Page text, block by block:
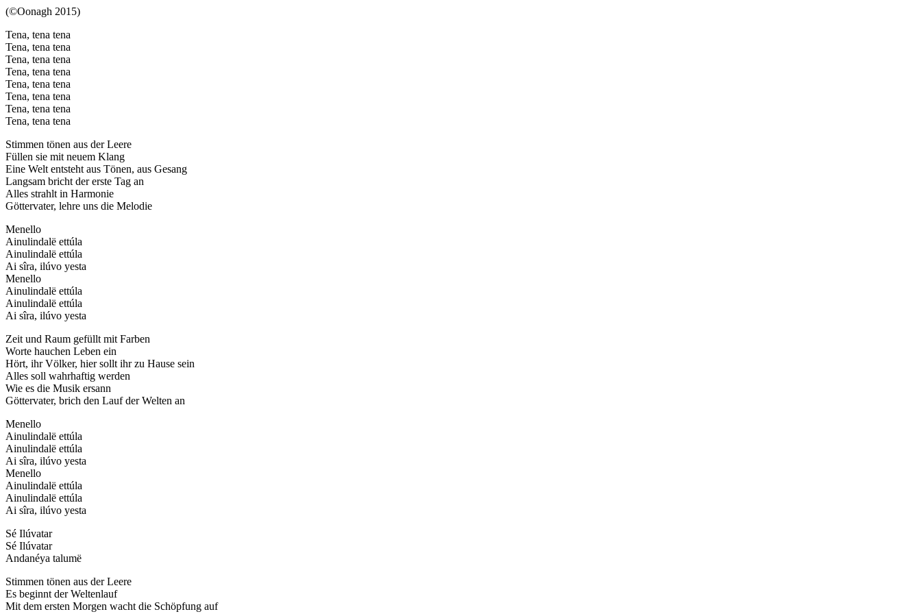
(©Oonagh 2015)
Tena, tena tena
Tena, tena tena
Tena, tena tena
Tena, tena tena
Tena, tena tena
Tena, tena tena
Tena, tena tena
Tena, tena tena
Stimmen tönen aus der Leere
Füllen sie mit neuem Klang
Eine Welt entsteht aus Tönen, aus Gesang
Langsam bricht der erste Tag an
Alles strahlt in Harmonie
Göttervater, lehre uns die Melodie
Menello
Ainulindalë ettúla
Ainulindalë ettúla
Ai sîra, ilúvo yesta
Menello
Ainulindalë ettúla
Ainulindalë ettúla
Ai sîra, ilúvo yesta
Zeit und Raum gefüllt mit Farben
Worte hauchen Leben ein
Hört, ihr Völker, hier sollt ihr zu Hause sein
Alles soll wahrhaftig werden
Wie es die Musik ersann
Göttervater, brich den Lauf der Welten an
Menello
Ainulindalë ettúla
Ainulindalë ettúla
Ai sîra, ilúvo yesta
Menello
Ainulindalë ettúla
Ainulindalë ettúla
Ai sîra, ilúvo yesta
Sé Ilúvatar
Sé Ilúvatar
Andanéya talumë
Stimmen tönen aus der Leere
Es beginnt der Weltenlauf
Mit dem ersten Morgen wacht die Schöpfung auf